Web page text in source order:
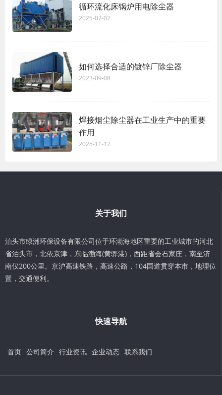
循环流化床锅炉用电除尘器
2025-07-02
如何选择合适的镀锌厂除尘器
2023-09-08
焊接烟尘除尘器在工业生产中的重要
作用
2025-11-12
关于我们
泊头市绿洲环保设备有限公司位于环渤海地区重要的工业城市的河北
省泊头市，北依京津，东临渤海(黄骅港)，西距省会石家庄，南至济
南仅200公里。京沪高速铁路，高速公路，104国道贯穿本市，地理位
置，交通便利。
快速导航
首页 公司简介 行业资讯 企业动态 联系我们